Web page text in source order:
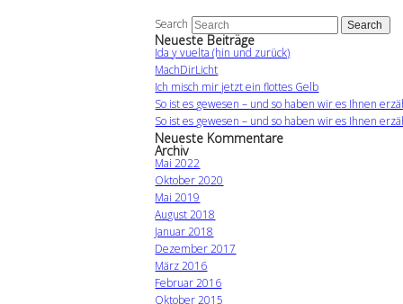
Search
Neueste Beiträge
Ida y vuelta (hin und zurück)
MachDirLicht
Ich misch mir jetzt ein flottes Gelb
So ist es gewesen – und so haben wir es Ihnen
So ist es gewesen – und so haben wir es Ihnen
Neueste Kommentare
Archiv
Mai 2022
Oktober 2020
Mai 2019
August 2018
Januar 2018
Dezember 2017
März 2016
Februar 2016
Oktober 2015